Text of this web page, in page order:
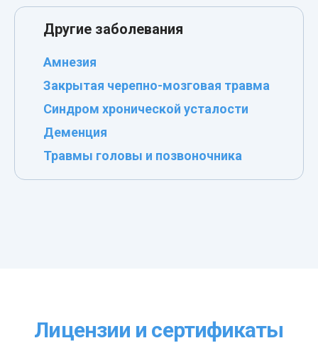
Другие заболевания
Амнезия
Закрытая черепно-мозговая травма
Синдром хронической усталости
Деменция
Травмы головы и позвоночника
Лицензии и сертификаты